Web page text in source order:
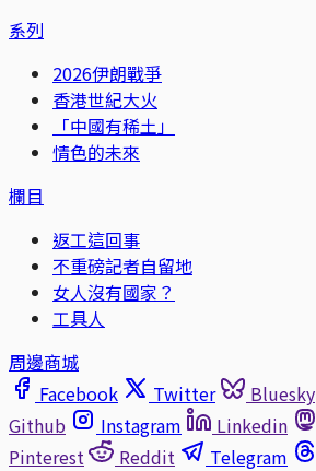
系列
2026伊朗戰爭
香港世紀大火
「中國有稀土」
情色的未來
欄目
返工這回事
不重磅記者自留地
女人沒有國家？
工具人
周邊商城
Facebook
Twitter Bluesky
Github
Instagram Linkedin
Pinterest
Reddit Telegram